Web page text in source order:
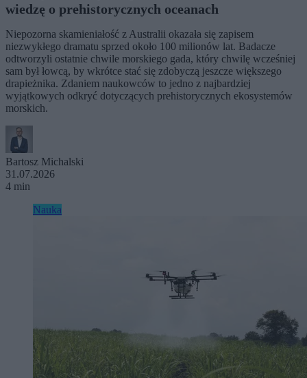
wiedzę o prehistorycznych oceanach
Niepozorna skamieniałość z Australii okazała się zapisem
niezwykłego dramatu sprzed około 100 milionów lat. Badacze
odtworzyli ostatnie chwile morskiego gada, który chwilę wcześniej
sam był łowcą, by wkrótce stać się zdobyczą jeszcze większego
drapieżnika. Zdaniem naukowców to jedno z najbardziej
wyjątkowych odkryć dotyczących prehistorycznych ekosystemów
morskich.
Bartosz Michalski
31.07.2026
4 min
Nauka